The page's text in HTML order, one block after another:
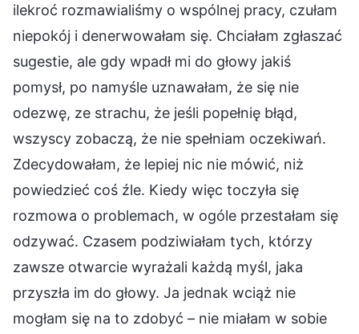
ilekroć rozmawialiśmy o wspólnej pracy, czułam
niepokój i denerwowałam się. Chciałam zgłaszać
sugestie, ale gdy wpadł mi do głowy jakiś
pomysł, po namyśle uznawałam, że się nie
odezwę, ze strachu, że jeśli popełnię błąd,
wszyscy zobaczą, że nie spełniam oczekiwań.
Zdecydowałam, że lepiej nic nie mówić, niż
powiedzieć coś źle. Kiedy więc toczyła się
rozmowa o problemach, w ogóle przestałam się
odzywać. Czasem podziwiałam tych, którzy
zawsze otwarcie wyrażali każdą myśl, jaka
przyszła im do głowy. Ja jednak wciąż nie
mogłam się na to zdobyć – nie miałam w sobie